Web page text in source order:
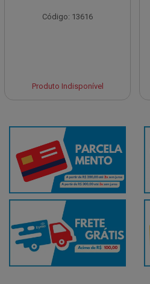
Código: 13616
Produto Indisponível